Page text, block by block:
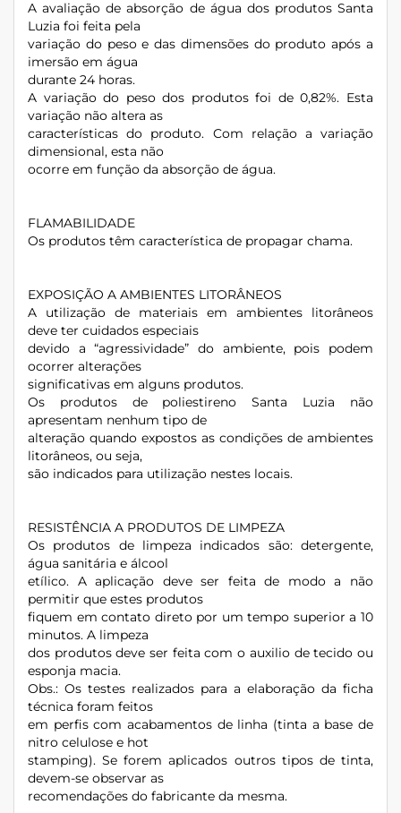
A avaliação de absorção de água dos produtos Santa
Luzia foi feita pela
variação do peso e das dimensões do produto após a
imersão em água
durante 24 horas.
A variação do peso dos produtos foi de 0,82%. Esta
variação não altera as
características do produto. Com relação a variação
dimensional, esta não
ocorre em função da absorção de água.
FLAMABILIDADE
Os produtos têm característica de propagar chama.
EXPOSIÇÃO A AMBIENTES LITORÂNEOS
A utilização de materiais em ambientes litorâneos
deve ter cuidados especiais
devido a “agressividade” do ambiente, pois podem
ocorrer alterações
significativas em alguns produtos.
Os produtos de poliestireno Santa Luzia não
apresentam nenhum tipo de
alteração quando expostos as condições de ambientes
litorâneos, ou seja,
são indicados para utilização nestes locais.
RESISTÊNCIA A PRODUTOS DE LIMPEZA
Os produtos de limpeza indicados são: detergente,
água sanitária e álcool
etílico. A aplicação deve ser feita de modo a não
permitir que estes produtos
fiquem em contato direto por um tempo superior a 10
minutos. A limpeza
dos produtos deve ser feita com o auxilio de tecido ou
esponja macia.
Obs.: Os testes realizados para a elaboração da ficha
técnica foram feitos
em perfis com acabamentos de linha (tinta a base de
nitro celulose e hot
stamping). Se forem aplicados outros tipos de tinta,
devem-se observar as
recomendações do fabricante da mesma.